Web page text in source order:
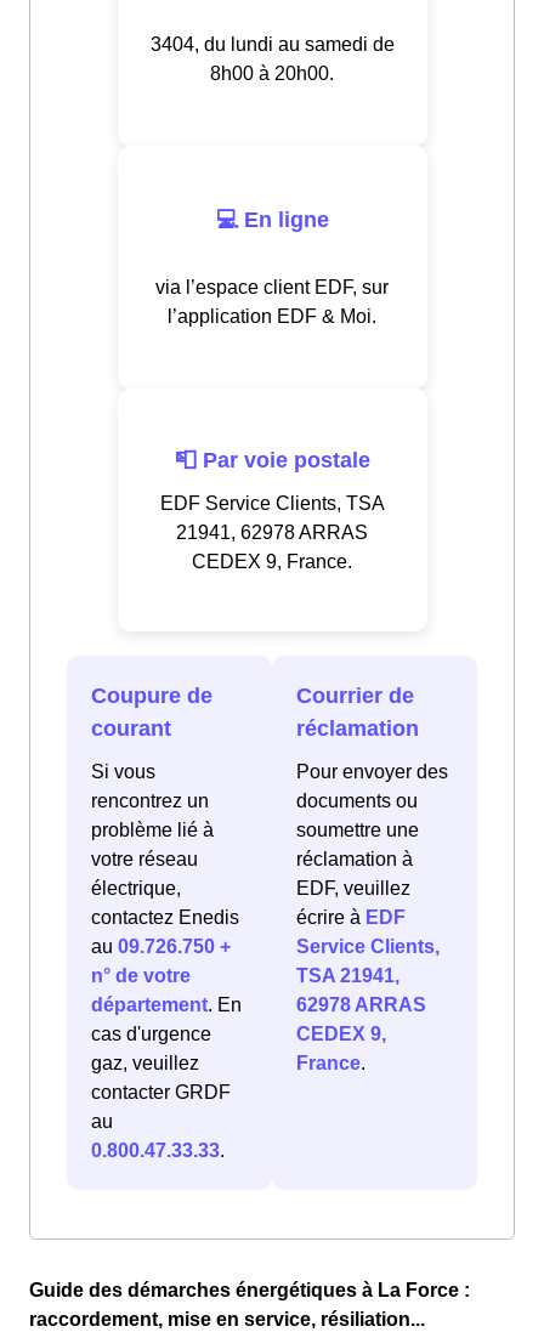
3404, du lundi au samedi de
8h00 à 20h00.
💻 En ligne
via l’espace client EDF, sur
l’application EDF & Moi.
📮 Par voie postale
EDF Service Clients, TSA
21941, 62978 ARRAS
CEDEX 9, France.
Coupure de
courant
Si vous
rencontrez un
problème lié à
votre réseau
électrique,
contactez Enedis
au 09.726.750 +
n° de votre
département. En
cas d'urgence
gaz, veuillez
contacter GRDF
au
0.800.47.33.33.
Courrier de
réclamation
Pour envoyer des
documents ou
soumettre une
réclamation à
EDF, veuillez
écrire à EDF
Service Clients,
TSA 21941,
62978 ARRAS
CEDEX 9,
France.
Guide des démarches énergétiques à La Force :
raccordement, mise en service, résiliation...